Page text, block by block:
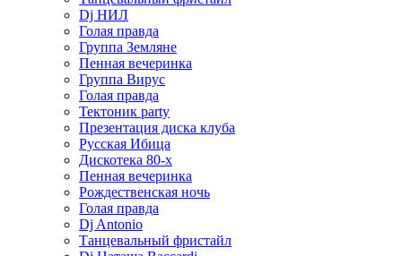
Dj НИЛ
Голая правда
Группа Земляне
Пенная вечеринка
Группа Вирус
Голая правда
Тектоник party
Презентация диска клуба
Русская Ибица
Дискотека 80-х
Пенная вечеринка
Рождественская ночь
Голая правда
Dj Antonio
Танцевальный фристайл